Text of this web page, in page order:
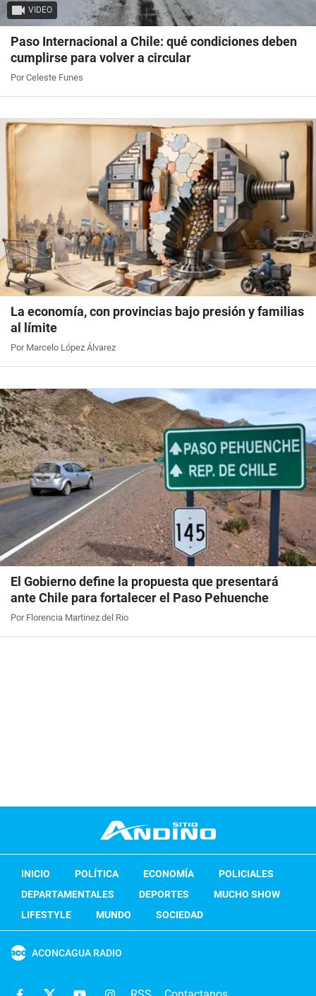
VIDEO
Paso Internacional a Chile: qué condiciones deben
cumplirse para volver a circular
Por Celeste Funes
La economía, con provincias bajo presión y familias
al límite
Por Marcelo López Álvarez
El Gobierno define la propuesta que presentará
ante Chile para fortalecer el Paso Pehuenche
Por Florencia Martinez del Rio
INICIO POLÍTICA ECONOMÍA
POLICIALES
DEPARTAMENTALES
DEPORTES
MUCHO SHOW
LIFESTYLE
MUNDO SOCIEDAD
ACONCAGUA RADIO